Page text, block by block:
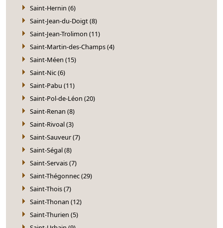
Saint-Hernin (6)
Saint-Jean-du-Doigt (8)
Saint-Jean-Trolimon (11)
Saint-Martin-des-Champs (4)
Saint-Méen (15)
Saint-Nic (6)
Saint-Pabu (11)
Saint-Pol-de-Léon (20)
Saint-Renan (8)
Saint-Rivoal (3)
Saint-Sauveur (7)
Saint-Ségal (8)
Saint-Servais (7)
Saint-Thégonnec (29)
Saint-Thois (7)
Saint-Thonan (12)
Saint-Thurien (5)